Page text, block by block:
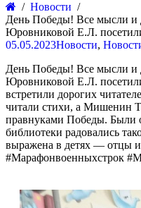
Новости
День Победы! Все мысли и
Юровниковой Е.Л.
05.05.2023Новости,
День Победы! Все мысли и
Юровниковой Е.Л.
встретили дорогих
читали стихи, а Мишенин
правнуками Победы. Были
библиотеки радовались
выражена в детях — отцы
#Марафонвоенныхстрок